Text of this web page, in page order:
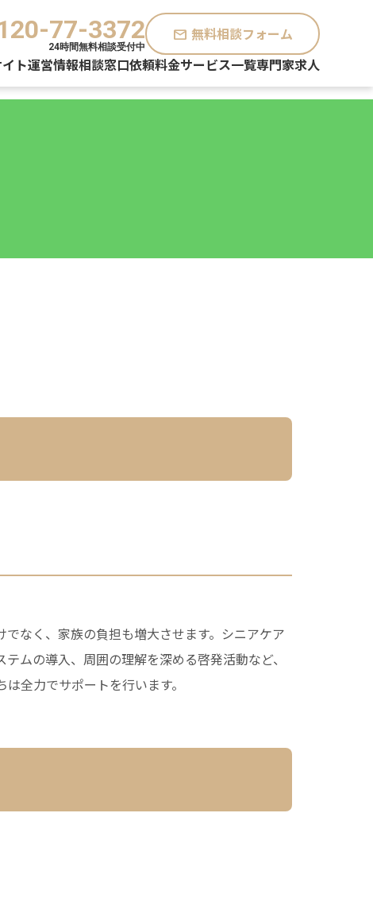
77-3372
24時間無料相談受付中
mail 無料相談フォーム
ト運営情報相談窓口依頼料金サービス一覧専門家求人
なく、家族の負担も増大させます。シニアケア
ムの導入、周囲の理解を深める啓発活動など、
全力でサポートを行います。